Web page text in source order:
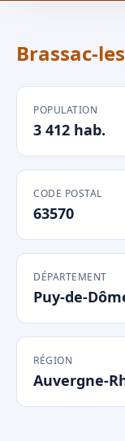
Brassac-
POPULATION
3 412 hab.
CODE POSTAL
63570
DÉPARTEMENT
Puy-de-
RÉGION
Auvergne-